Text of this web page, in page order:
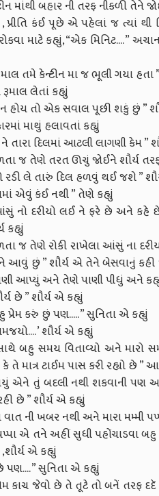
માંથી બહાર ની તરફ નીકળી તેને
કંઈ પૂછે એ પહેલાં જ ત્યાં થી
માટે કહ્યું, “એક મિનિટ.... ”
તમે કેન્ટીન મા જ ભૂલી ગયા
લેતાં કહ્યું
ન હોય તો એક સવાલ પૂછી શકું છું ”
માથું હલાવતાં કહ્યું
ને તારા દિલમાં આટલી લાગણી કેમ ”
જ તેણે તરત ઊચું જોઈને શૌર્ય તરફ
રડી લે તારું દિલ હળવું થઈ જશે ”
એવું કંઈ નથી ” તેણે કહ્યું
નો દરીયો લઈ ને ફરે છે અને કહે
કહ્યું
જ તેણે રોકી રાખેલા આંસું ના
આવું છું ” શૌર્ય એ તેને બેસવાનું કહી
આપ્યું અને તેણે પાણી પીધું અને
છે ” શૌર્ય એ કહ્યું
પ્રેમ કરું છું પણ..... ” સુનિતા એ કહ્યું
’ શૌર્ય એ કહ્યું
બહુ સમય વિતાવ્યો અને મારો
માત્ર ટાઈમ પાસ કરી રહ્યો છે ”
એને તું બદલી નથી શકવાની પણ
છે ” શૌર્ય એ કહ્યું
ની ખબર નથી અને મારા મમ્મી
પપ્પા એ તને અહીં સુધી પહોંચાડવા
એ કહ્યું
પણ.... ” સુનિતા એ કહ્યું
કાચ જેવો છે તે તૂટે તો બનેં તરફ